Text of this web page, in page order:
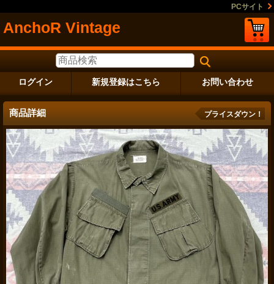
PCサイト
AnchoR Vintage
ログイン 新規登録はこちら お問い合わせ
商品詳細 プライスダウン！